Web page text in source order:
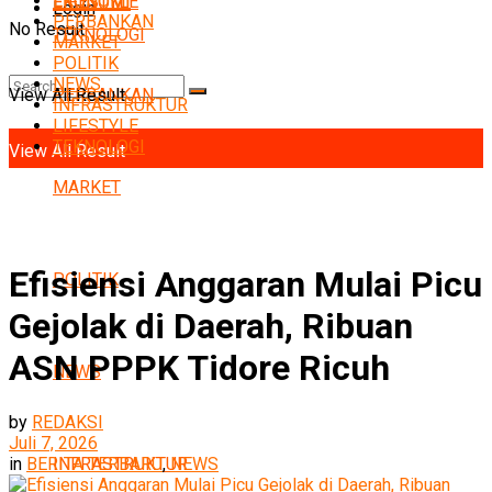
Login
TEKNOLOGI
No Result
View All Result
PERBANKAN
MARKET
POLITIK
NEWS
INFRASTRUKTUR
No Result
View All Result
PERBANKAN
MARKET
POLITIK
NEWS
INFRASTRUKTUR
LIFESTYLE
TEKNOLOGI
Efisiensi Anggaran Mulai Picu
Gejolak di Daerah, Ribuan
ASN PPPK Tidore Ricuh
by REDAKSI
Juli 7, 2026
in BERITA TERBARU,NEWS